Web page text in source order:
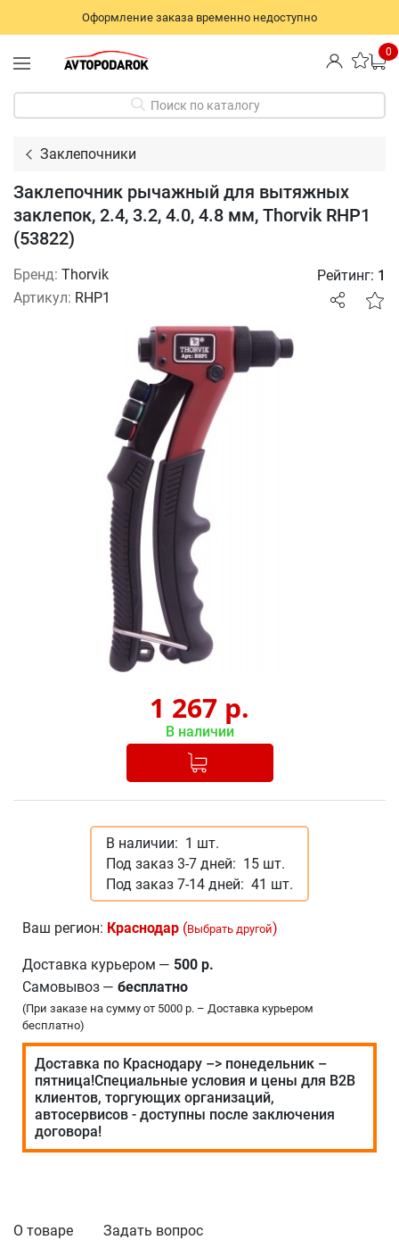
Оформление заказа временно недоступно
0
Поиск по каталогу
Заклепочники
Заклепочник рычажный для вытяжных
заклепок, 2.4, 3.2, 4.0, 4.8 мм, Thorvik RHP1
(53822)
Бренд: Thorvik
Артикул: RHP1
Рейтинг: 1
1 267 р.
В наличии
Добавлено в корзину
В наличии: 1 шт.
Под заказ 3-7 дней: 15 шт.
Под заказ 7-14 дней: 41 шт.
Ваш регион: Краснодар (Выбрать другой)
Доставка курьером — 500 р.
Самовывоз — бесплатно
(При заказе на сумму от 5000 р. – Доставка курьером
бесплатно)
Доставка по Краснодару –> понедельник –
пятница!Специальные условия и цены для В2В
клиентов, торгующих организаций,
автосервисов - доступны после заключения
договора!
О товаре Задать вопрос